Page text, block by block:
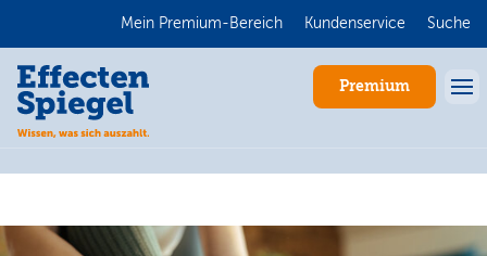
Mein Premium-Bereich Kundenservice Suche
Premium